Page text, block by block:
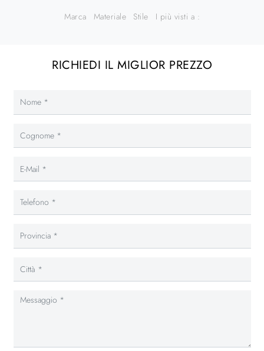
Marca Materiale Stile I più visti a :
RICHIEDI IL MIGLIOR PREZZO